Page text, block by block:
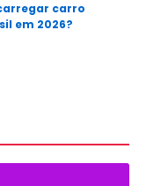
carro
em 2026?